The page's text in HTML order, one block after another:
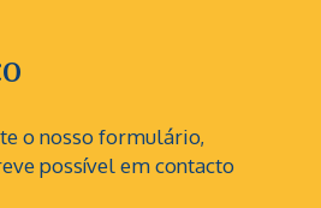
o nosso formulário,
possível em contacto